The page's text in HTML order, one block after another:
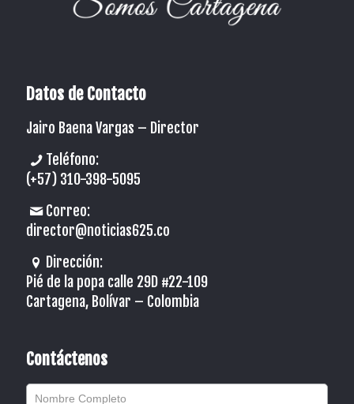
Datos de Contacto
Jairo Baena Vargas – Director
Teléfono:
(+57) 310-398-5095
Correo:
director@noticias625.co
Dirección:
Pié de la popa calle 29D #22-109
Cartagena, Bolívar – Colombia
Contáctenos